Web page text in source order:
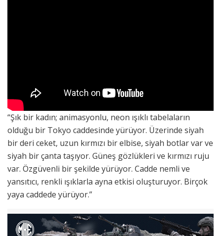
“Şık bir kadın; animasyonlu, neon ışıklı tabelaların
olduğu bir Tokyo caddesinde yürüyor. Üzerinde siyah
bir deri ceket, uzun kırmızı bir elbise, siyah botlar var ve
siyah bir çanta taşıyor. Güneş gözlükleri ve kırmızı ruju
var. Özgüvenli bir şekilde yürüyor. Cadde nemli ve
yansıtıcı, renkli ışıklarla ayna etkisi oluşturuyor. Birçok
yaya caddede yürüyor.”